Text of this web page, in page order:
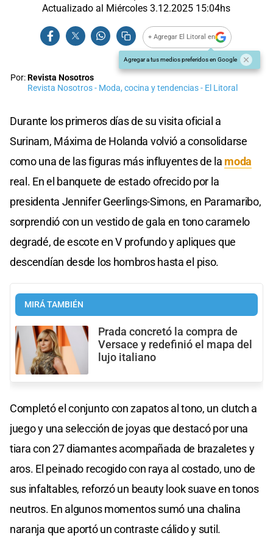
Actualizado al Miércoles 3.12.2025 15:04hs
+ Agregar El Litoral en
Agregar a tus medios preferidos en Google
Por:Revista Nosotros
Revista Nosotros - Moda, cocina y tendencias - El Litoral
Durante los primeros días de su visita oficial a
Surinam, Máxima de Holanda volvió a consolidarse
como una de las figuras más influyentes de la moda
real. En el banquete de estado ofrecido por la
presidenta Jennifer Geerlings-Simons, en Paramaribo,
sorprendió con un vestido de gala en tono caramelo
degradé, de escote en V profundo y apliques que
descendían desde los hombros hasta el piso.
MIRÁ TAMBIÉN
Prada concretó la compra de
Versace y redefinió el mapa del
lujo italiano
Completó el conjunto con zapatos al tono, un clutch a
juego y una selección de joyas que destacó por una
tiara con 27 diamantes acompañada de brazaletes y
aros. El peinado recogido con raya al costado, uno de
sus infaltables, reforzó un beauty look suave en tonos
neutros. En algunos momentos sumó una chalina
naranja que aportó un contraste cálido y sutil.